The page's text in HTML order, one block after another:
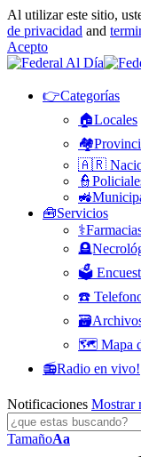
Al utilizar este sitio,
de privacidad and
Acepto
👉Categorías
🏠Locales
🇦🇷
🧰Servicios
🗳️
☎️
🗺️ Mapa
📻Radio en vivo!
Notificaciones Mostrar
TamañoAa